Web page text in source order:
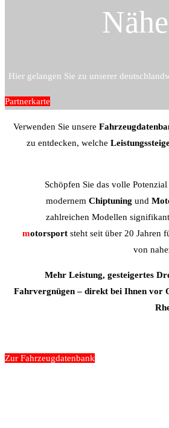
Nähe
Hier gelangen Sie zu unserer
Partnerkarte
Verwenden Sie unsere
zu entdecken, welche
Schöpfen Sie das volle
modernem Chiptuning und
zahlreichen Modellen
motorsport steht seit über 20 Jahren
von
Mehr Leistung, gesteigertes
Fahrvergnügen – direkt bei Ihnen vor
Zur Fahrzeugdatenbank